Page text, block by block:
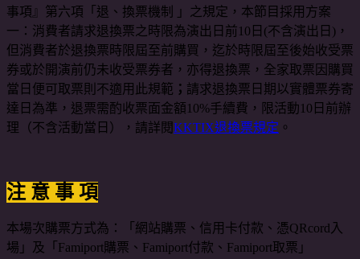
事項』第六項「退、換票機制 」之規定，本節目採用方案
一：消費者請求退換票之時限為演出日前10日(不含演出日)，
但消費者於退換票時限屆至前購買，迄於時限屆至後始收受票
券或於開演前仍未收受票券者，亦得退換票，全家取票因購買
當日便可取票則不適用此規範 ； 請求退換票日期以實體票券寄
達日為準，退票需酌收票面金額10%手續費，限活動10日前辦
理（不含活動當日），請詳閱KKTIX退換票規定 。
注 意 事 項
本場次購票方式為：「網站購票、信用卡付款、憑QRcord入
場」及「Famiport購票、Famiport付款、Famiport取票」